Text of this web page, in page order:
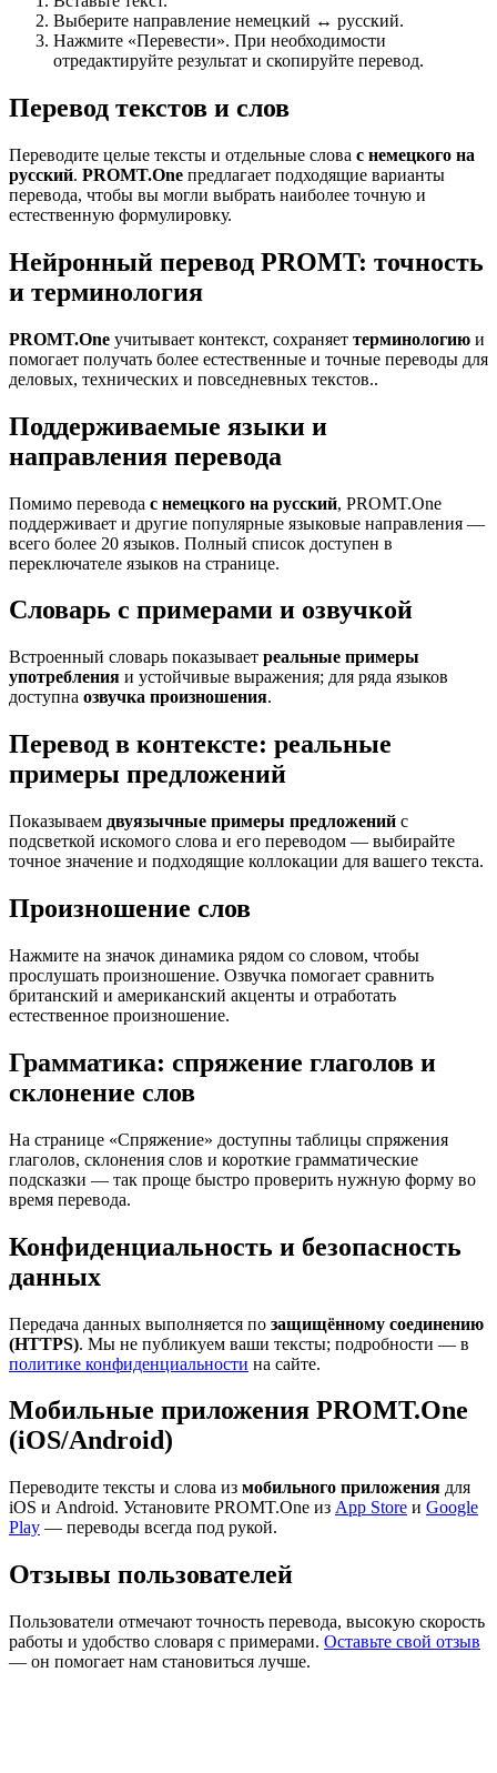
Выберите направление немецкий ↔ русский.
Нажмите «Перевести». При необходимости
отредактируйте результат и скопируйте перевод.
Перевод текстов и слов
Переводите целые тексты и отдельные слова с немецкого на
русский. PROMT.One предлагает подходящие варианты
перевода, чтобы вы могли выбрать наиболее точную и
естественную формулировку.
Нейронный перевод PROMT: точность
и терминология
PROMT.One учитывает контекст, сохраняет терминологию и
помогает получать более естественные и точные переводы для
деловых, технических и повседневных текстов..
Поддерживаемые языки и
направления перевода
Помимо перевода с немецкого на русский, PROMT.One
поддерживает и другие популярные языковые направления —
всего более 20 языков. Полный список доступен в
переключателе языков на странице.
Словарь с примерами и озвучкой
Встроенный словарь показывает реальные примеры
употребления и устойчивые выражения; для ряда языков
доступна озвучка произношения.
Перевод в контексте: реальные
примеры предложений
Показываем двуязычные примеры предложений с
подсветкой искомого слова и его переводом — выбирайте
точное значение и подходящие коллокации для вашего текста.
Произношение слов
Нажмите на значок динамика рядом со словом, чтобы
прослушать произношение. Озвучка помогает сравнить
британский и американский акценты и отработать
естественное произношение.
Грамматика: спряжение глаголов и
склонение слов
На странице «Спряжение» доступны таблицы спряжения
глаголов, склонения слов и короткие грамматические
подсказки — так проще быстро проверить нужную форму во
время перевода.
Конфиденциальность и безопасность
данных
Передача данных выполняется по защищённому соединению
(HTTPS). Мы не публикуем ваши тексты; подробности — в
политике конфиденциальности на сайте.
Мобильные приложения PROMT.One
(iOS/Android)
Переводите тексты и слова из мобильного приложения для
iOS и Android. Установите PROMT.One из App Store и Google
Play — переводы всегда под рукой.
Отзывы пользователей
Пользователи отмечают точность перевода, высокую скорость
работы и удобство словаря с примерами. Оставьте свой отзыв
— он помогает нам становиться лучше.